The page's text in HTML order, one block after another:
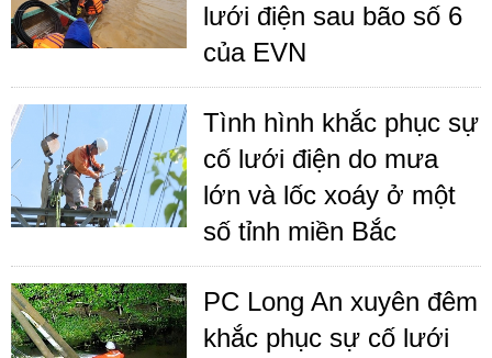
lưới điện sau bão số 6
của EVN
Tình hình khắc phục sự
cố lưới điện do mưa
lớn và lốc xoáy ở một
số tỉnh miền Bắc
PC Long An xuyên đêm
khắc phục sự cố lưới